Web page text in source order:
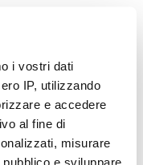
i vostri dati
IP, utilizzando
e accedere
al fine di
misurare
e sviluppare
de profilage,